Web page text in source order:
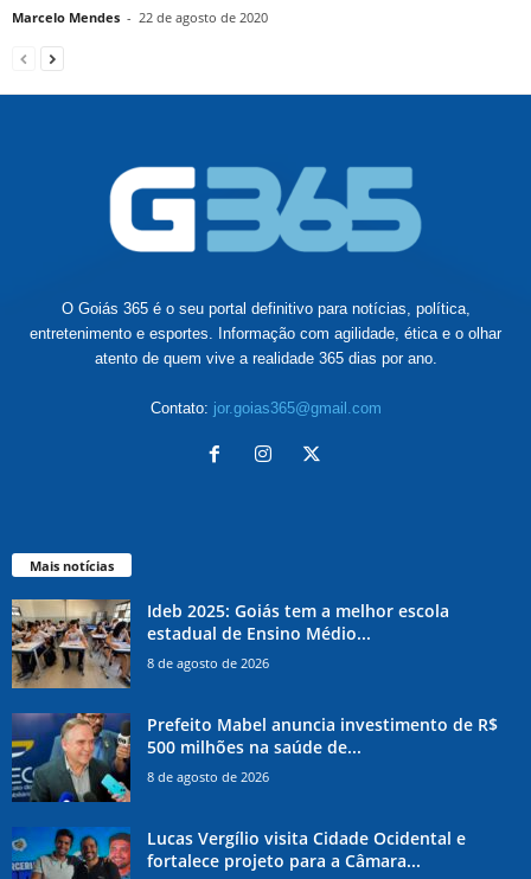
Marcelo Mendes - 22 de agosto de 2020
O Goiás 365 é o seu portal definitivo para notícias, política,
entretenimento e esportes. Informação com agilidade, ética e o olhar
atento de quem vive a realidade 365 dias por ano.
Contato: jor.goias365@gmail.com
Mais notícias
Ideb 2025: Goiás tem a melhor escola
estadual de Ensino Médio...
8 de agosto de 2026
Prefeito Mabel anuncia investimento de R$
500 milhões na saúde de...
8 de agosto de 2026
Lucas Vergílio visita Cidade Ocidental e
fortalece projeto para a Câmara...